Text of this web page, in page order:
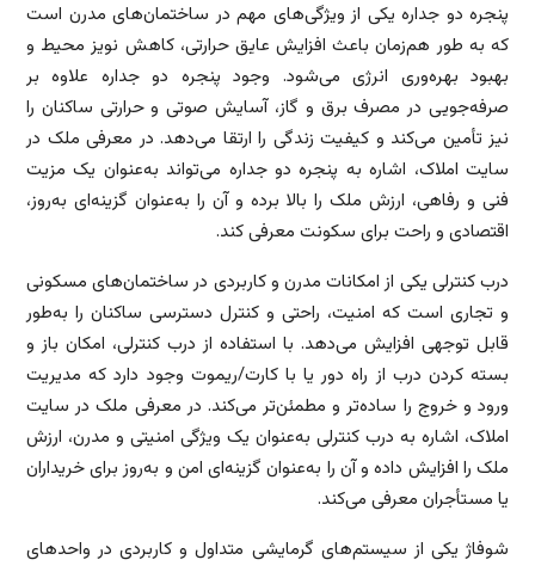
پنجره دو جداره یکی از ویژگی‌های مهم در ساختمان‌های مدرن است
که به طور هم‌زمان باعث افزایش عایق حرارتی، کاهش نویز محیط و
بهبود بهره‌وری انرژی می‌شود. وجود پنجره دو جداره علاوه بر
صرفه‌جویی در مصرف برق و گاز، آسایش صوتی و حرارتی ساکنان را
نیز تأمین می‌کند و کیفیت زندگی را ارتقا می‌دهد. در معرفی ملک در
سایت املاک، اشاره به پنجره دو جداره می‌تواند به‌عنوان یک مزیت
فنی و رفاهی، ارزش ملک را بالا برده و آن را به‌عنوان گزینه‌ای به‌روز،
اقتصادی و راحت برای سکونت معرفی کند.
درب کنترلی یکی از امکانات مدرن و کاربردی در ساختمان‌های مسکونی
و تجاری است که امنیت، راحتی و کنترل دسترسی ساکنان را به‌طور
قابل توجهی افزایش می‌دهد. با استفاده از درب کنترلی، امکان باز و
بسته کردن درب از راه دور یا با کارت/ریموت وجود دارد که مدیریت
ورود و خروج را ساده‌تر و مطمئن‌تر می‌کند. در معرفی ملک در سایت
املاک، اشاره به درب کنترلی به‌عنوان یک ویژگی امنیتی و مدرن، ارزش
ملک را افزایش داده و آن را به‌عنوان گزینه‌ای امن و به‌روز برای خریداران
یا مستأجران معرفی می‌کند.
شوفاژ یکی از سیستم‌های گرمایشی متداول و کاربردی در واحدهای